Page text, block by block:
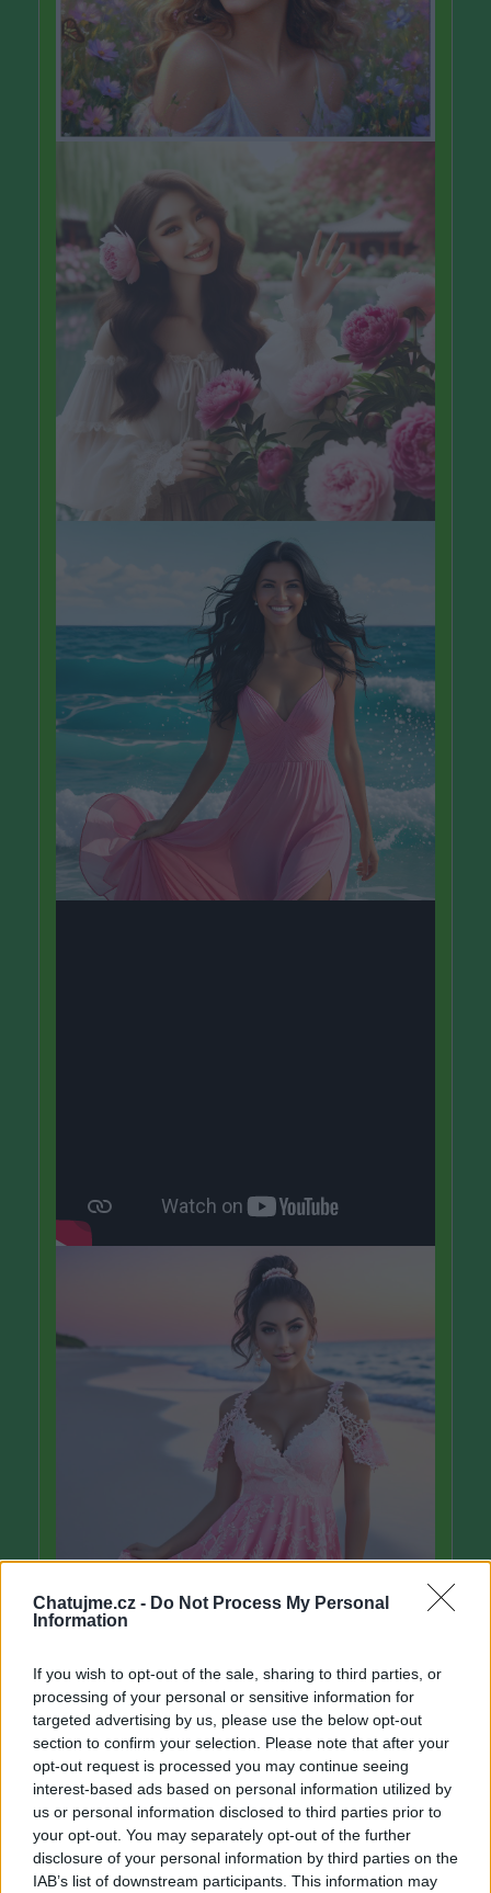
Chatujme.cz - Do Not Process My Personal
Information
If you wish to opt-out of the sale, sharing to third parties, or
processing of your personal or sensitive information for
targeted advertising by us, please use the below opt-out
section to confirm your selection. Please note that after your
opt-out request is processed you may continue seeing
interest-based ads based on personal information utilized by
us or personal information disclosed to third parties prior to
your opt-out. You may separately opt-out of the further
disclosure of your personal information by third parties on the
IAB’s list of downstream participants. This information may